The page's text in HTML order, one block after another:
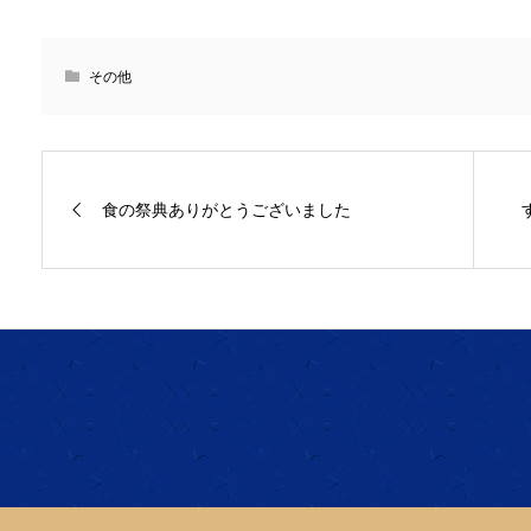
その他
食の祭典ありがとうございました